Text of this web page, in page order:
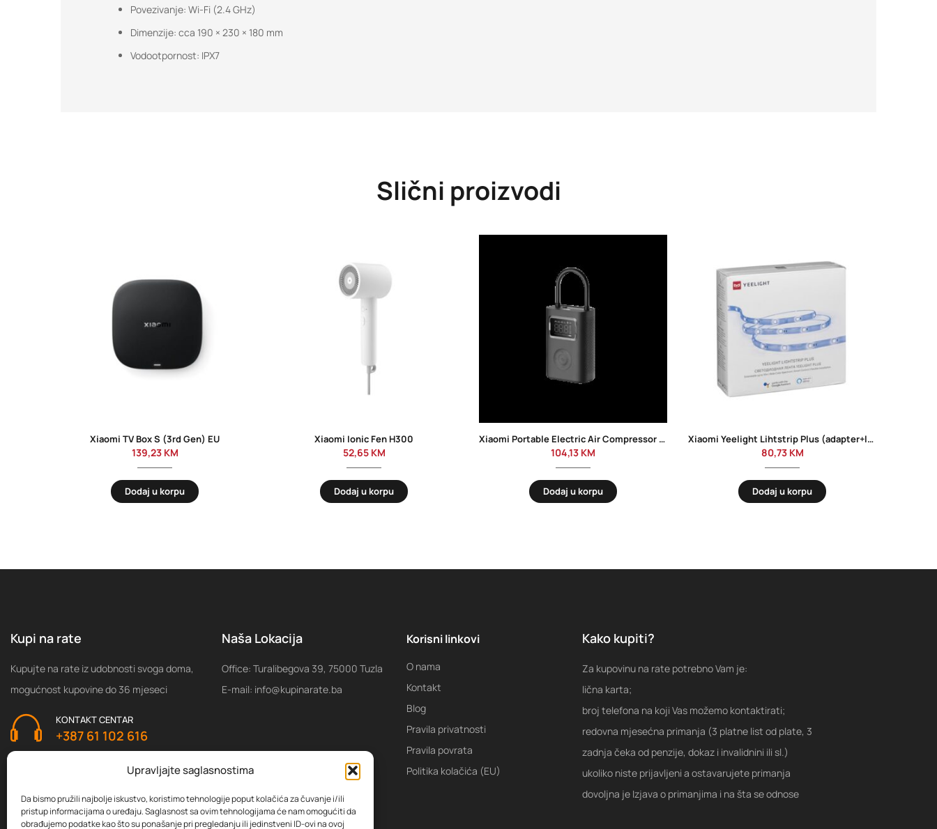
Upravljajte saglasnostima
Da bismo pružili najbolje iskustvo, koristimo tehnologije poput kolačića za čuvanje i/ili
pristup informacijama o uređaju. Saglasnost sa ovim tehnologijama će nam omogućiti da
obrađujemo podatke kao što su ponašanje pri pregledanju ili jedinstveni ID-ovi na ovoj
Povezivanje: Wi-Fi (2.4 GHz)
Dimenzije: cca 190 × 230 × 180 mm
Vodootpornost: IPX7
Slični proizvodi
Xiaomi TV Box S (3rd Gen) EU
139,23 KM
Dodaj u korpu
Xiaomi Ionic Fen H300
52,65 KM
Dodaj u korpu
Xiaomi Portable Electric Air Compressor 2 Pro
104,13 KM
Dodaj u korpu
Xiaomi Yeelight Lihtstrip Plus (adapter+led traka)
80,73 KM
Dodaj u korpu
Kupi na rate
Kupujte na rate iz udobnosti svoga doma,
mogućnost kupovine do 36 mjeseci
KONTAKT CENTAR
+387 61 102 616
Naša Lokacija
Office: Turalibegova 39, 75000 Tuzla
E-mail: info@kupinarate.ba
Korisni linkovi
O nama
Kontakt
Blog
Pravila privatnosti
Pravila povrata
Politika kolačića (EU)
Kako kupiti?
Za kupovinu na rate potrebno Vam je:
lična karta;
broj telefona na koji Vas možemo kontaktirati;
redovna mjesećna primanja (3 platne list od plate, 3
zadnja čeka od penzije, dokaz i invalidnini ili sl.)
ukoliko niste prijavljeni a ostavarujete primanja
dovoljna je Izjava o primanjima i na šta se odnose